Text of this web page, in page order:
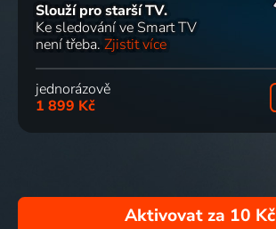
Slouží pro starší TV.
Ke sledování ve Smart TV
není třeba. Zjistit více
jednorázově
1 899 Kč
Aktivovat za 10 Kč